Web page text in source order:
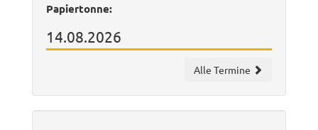
Papiertonne:
14.08.2026
Alle Termine